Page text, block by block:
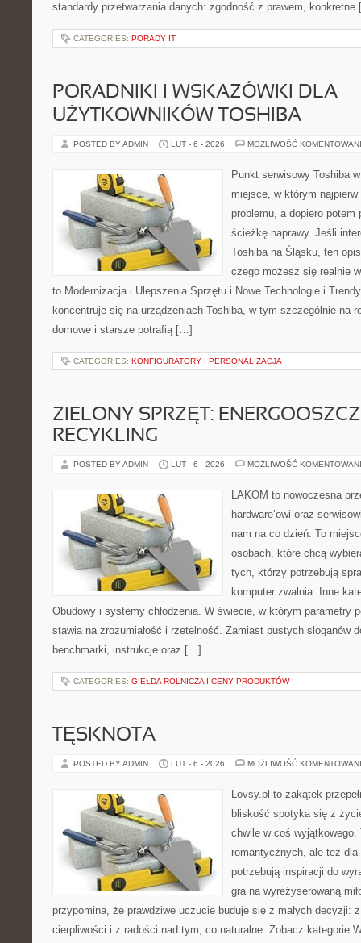
standardy przetwarzania danych: zgodność z prawem,
CATEGORIES: PORADY IT
PORADNIKI I WSKAZÓWKI DLA
UŻYTKOWNIKÓW TOSHIBA
POSTED BY ADMIN LUT - 6 - 2026 MOŻLIWOŚĆ
Punkt serwisowy Toshiba
miejsce, w którym
problemu, a dopiero potem
ścieżkę naprawy. Jeśli
Toshiba na Śląsku, ten
czego możesz się realnie
to Modernizacja i Ulepszenia Sprzętu i Nowe Technologie i
koncentruje się na urządzeniach Toshiba, w tym szczególnie na
domowe i starsze potrafią […]
CATEGORIES: KONFIGURATORY I PERSONALIZACJA
ZIELONY SPRZĘT:
RECYKLING
POSTED BY ADMIN LUT - 6 - 2026 MOŻLIWOŚĆ
LAKOM to nowoczesna
hardware’owi oraz
nam na co dzień. To
osobach, które chcą
tych, którzy potrzebują
komputer zwalnia. Inne
Obudowy i systemy chłodzenia. W świecie, w którym parametry
stawia na zrozumiałość i rzetelność. Zamiast pustych sloganów
benchmarki, instrukcje oraz […]
CATEGORIES: GIEŁDA ROLNICZA I CENY PRODUKTÓW
TĘSKNOTA
POSTED BY ADMIN LUT - 6 - 2026 MOŻLIWOŚĆ
Lovsy.pl to zakątek
bliskość spotyka się z
chwile w coś wyjątkowego.
romantycznych, ale też
potrzebują inspiracji do
gra na wyreżyserowaną
przypomina, że prawdziwe uczucie buduje się z małych decyzji:
cierpliwości i z radości nad tym, co naturalne. Zobacz kategorie